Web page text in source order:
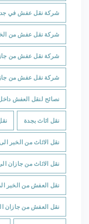
شركة نقل عفش في
شركة نقل عفش من
شركة نقل عفش من
شركة نقل عفش من
نصائح لنقل العفش
نقل اثاث بجدة
نقل الاثاث من الخبر
نقل الاثاث من جازان
نقل العفش من الخبر
نقل العفش من جازان